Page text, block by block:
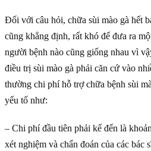
Đối với câu hỏi, chữa sùi mào gà hết
cũng khẳng định, rất khó để đưa ra
người bệnh nào cũng giống nhau vì
điều trị sùi mào gà phải căn cứ vào
thường chi phí hỗ trợ chữa bệnh sùi
yếu tố như:
– Chi phí đầu tiên phải kể đến là
xét nghiệm và chẩn đoán của các bác